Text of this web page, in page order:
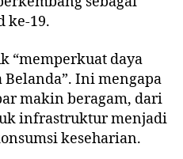
ke-19.
“memperkuat daya
Ini mengapa
makin beragam, dari
infrastruktur menjadi
keseharian.